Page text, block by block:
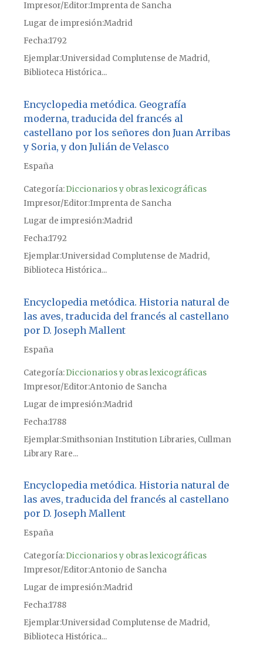
Impresor/Editor Imprenta de Sancha
Lugar de impresiónMadrid
Fecha1792
Ejemplar Universidad Complutense de Madrid,
Biblioteca Histórica...
Encyclopedia metódica. Geografía
moderna, traducida del francés al
castellano por los señores don Juan Arribas
y Soria, y don Julián de Velasco
España
Categoría:Diccionarios y obras lexicográficas
Impresor/Editor Imprenta de Sancha
Lugar de impresiónMadrid
Fecha1792
Ejemplar Universidad Complutense de Madrid,
Biblioteca Histórica...
Encyclopedia metódica. Historia natural de
las aves, traducida del francés al castellano
por D. Joseph Mallent
España
Categoría:Diccionarios y obras lexicográficas
Impresor/Editor Antonio de Sancha
Lugar de impresiónMadrid
Fecha1788
Ejemplar Smithsonian Institution Libraries, Cullman
Library Rare...
Encyclopedia metódica. Historia natural de
las aves, traducida del francés al castellano
por D. Joseph Mallent
España
Categoría:Diccionarios y obras lexicográficas
Impresor/Editor Antonio de Sancha
Lugar de impresiónMadrid
Fecha1788
Ejemplar Universidad Complutense de Madrid,
Biblioteca Histórica...